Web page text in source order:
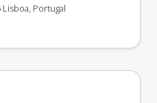
Lisboa, Portugal